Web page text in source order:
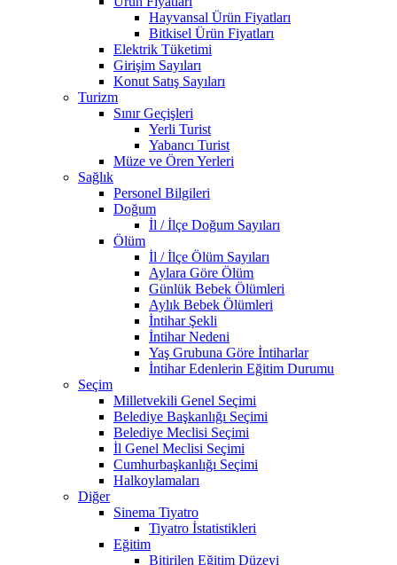
Hayvansal Ürün Fiyatları
Bitkisel Ürün Fiyatları
Elektrik Tüketimi
Girişim Sayıları
Konut Satış Sayıları
Turizm
Sınır Geçişleri
Yerli Turist
Yabancı Turist
Müze ve Ören Yerleri
Sağlık
Personel Bilgileri
Doğum
İl / İlçe Doğum Sayıları
Ölüm
İl / İlçe Ölüm Sayıları
Aylara Göre Ölüm
Günlük Bebek Ölümleri
Aylık Bebek Ölümleri
İntihar Şekli
İntihar Nedeni
Yaş Grubuna Göre İntiharlar
İntihar Edenlerin Eğitim Durumu
Seçim
Milletvekili Genel Seçimi
Belediye Başkanlığı Seçimi
Belediye Meclisi Seçimi
İl Genel Meclisi Seçimi
Cumhurbaşkanlığı Seçimi
Halkoylamaları
Diğer
Sinema Tiyatro
Tiyatro İstatistikleri
Eğitim
Bitirilen Eğitim Düzeyi